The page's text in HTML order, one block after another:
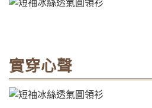
實穿心聲